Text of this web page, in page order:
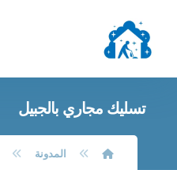
تسليك مجاري بالجبيل
المدونة